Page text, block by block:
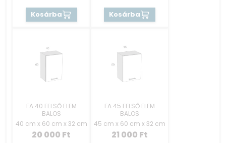
Kosárba Kosárba
FA 40 FELSŐ ELEM
BALOS
40 cm x 60 cm x 32 cm
20 000 Ft
FA 45 FELSŐ ELEM
BALOS
45 cm x 60 cm x 32 cm
21 000 Ft